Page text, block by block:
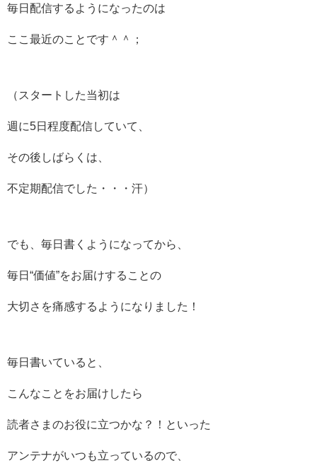
毎日配信するようになったのは
ここ最近のことです＾＾；
（スタートした当初は
週に5日程度配信していて、
その後しばらくは、
不定期配信でした・・・汗）
でも、毎日書くようになってから、
毎日“価値”をお届けすることの
大切さを痛感するようになりました！
毎日書いていると、
こんなことをお届けしたら
読者さまのお役に立つかな？！といった
アンテナがいつも立っているので、